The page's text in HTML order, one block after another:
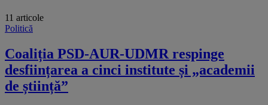
11 articole
Politică
Coaliția PSD-AUR-UDMR respinge
desființarea a cinci institute și „academii
de știință”